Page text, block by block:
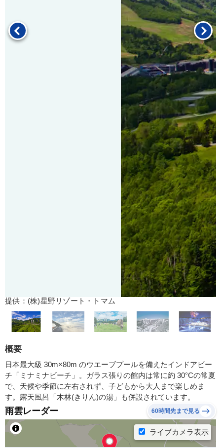
提供：(株)星野リゾート・トマム
概要
日本最大級 30m×80m のウエーブプールを備えたインドアビー
チ「ミナミナビーチ」。ガラス張りの館内は常に約 30°Cの常夏
で、天候や季節に左右されず、子どもから大人まで楽しめま
す。露天風呂「木林(きりん)の湯」も併設されています。
雨雲レーダー 60時間先まで見る